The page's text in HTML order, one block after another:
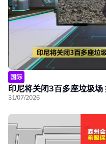
国际
印尼将关闭3百多座垃圾
31/07/2026